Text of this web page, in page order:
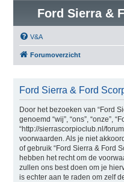
Ford Sierra &
V&A
Forumoverzicht
Ford Sierra & Ford
Door het bezoeken van “Ford
genoemd “wij”, “ons”, “onze”,
“http://sierrascorpioclub.nl/
voorwaarden. Als je niet
of gebruik “Ford Sierra & Ford
hebben het recht om de
zullen ons best doen om je
is echter aan te raden om zelf